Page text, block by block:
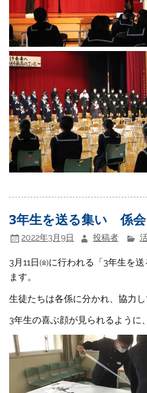
3年生を送る集い 係会
2022年3月9日 投稿者
3月11日㈮に行われる「3年生を
ます。
生徒たちは各係に分かれ、協力し
3年生の喜ぶ顔が見られるように